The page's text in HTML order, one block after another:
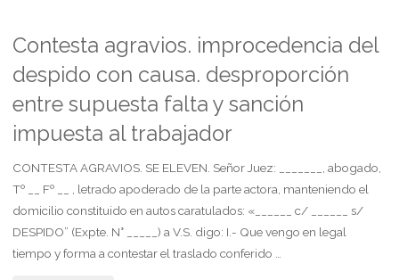
desalojo
por
falta
de
inquilino
desconoce
Contesta agravios. improcedencia del
despido con causa. desproporción
entre supuesta falta y sanción
impuesta al trabajador
CONTESTA AGRAVIOS. SE ELEVEN. Señor Juez: _______, abogado,
Tº __ Fº __ , letrado apoderado de la parte actora, manteniendo el
domicilio constituido en autos caratulados: «______ c/ ______ s/
DESPIDO” (Expte. N° _____) a V.S. digo: I.- Que vengo en legal
tiempo y forma a contestar el traslado conferido …